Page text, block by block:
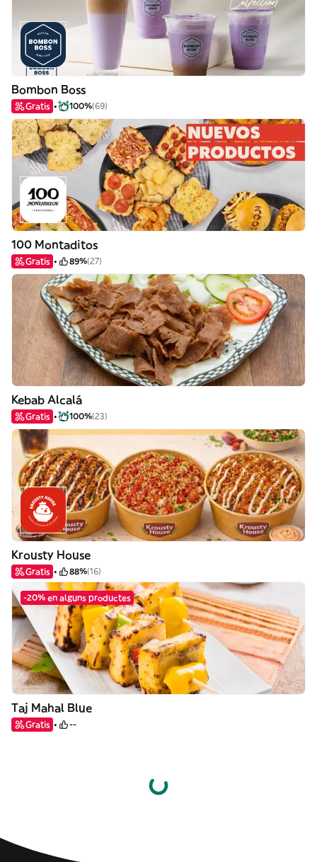
Bombon Boss
Gratis 100%(69)
100 Montaditos
Gratis 89%(27)
Kebab Alcalá
Gratis 100%(23)
Krousty House
Gratis 88%(16)
-20% en alguns productes
Taj Mahal Blue
Gratis --